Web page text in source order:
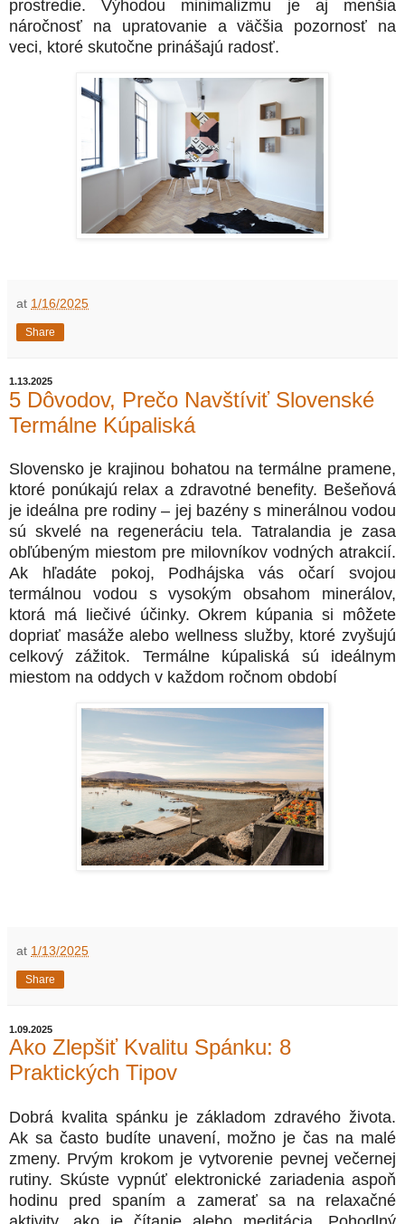
prostredie. Výhodou minimalizmu je aj menšia
náročnosť na upratovanie a väčšia pozornosť na
veci, ktoré skutočne prinášajú radosť.
at 1/16/2025
Share
1.13.2025
5 Dôvodov, Prečo Navštíviť Slovenské
Termálne Kúpaliská
Slovensko je krajinou bohatou na termálne pramene,
ktoré ponúkajú relax a zdravotné benefity. Bešeňová
je ideálna pre rodiny – jej bazény s minerálnou vodou
sú skvelé na regeneráciu tela. Tatralandia je zasa
obľúbeným miestom pre milovníkov vodných atrakcií.
Ak hľadáte pokoj, Podhájska vás očarí svojou
termálnou vodou s vysokým obsahom minerálov,
ktorá má liečivé účinky. Okrem kúpania si môžete
dopriať masáže alebo wellness služby, ktoré zvyšujú
celkový zážitok. Termálne kúpaliská sú ideálnym
miestom na oddych v každom ročnom období
at 1/13/2025
Share
1.09.2025
Ako Zlepšiť Kvalitu Spánku: 8
Praktických Tipov
Dobrá kvalita spánku je základom zdravého života.
Ak sa často budíte unavení, možno je čas na malé
zmeny. Prvým krokom je vytvorenie pevnej večernej
rutiny. Skúste vypnúť elektronické zariadenia aspoň
hodinu pred spaním a zamerať sa na relaxačné